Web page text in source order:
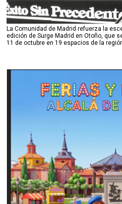
La Comunidad de Madrid refuerza la
edición de Surge Madrid en Otoño, que
11 de octubre en 19 espacios de la